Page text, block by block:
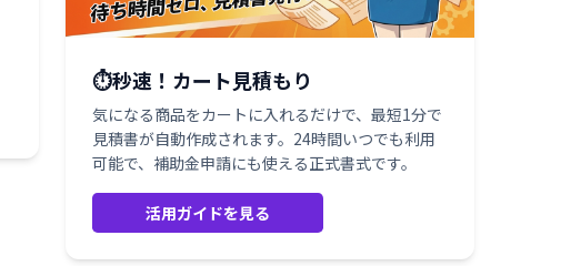
⏱️秒速！カート見積もり
気になる商品をカートに入れるだけで、最短1分で
見積書が自動作成されます。24時間いつでも利用
可能で、補助金申請にも使える正式書式です。
活用ガイドを見る